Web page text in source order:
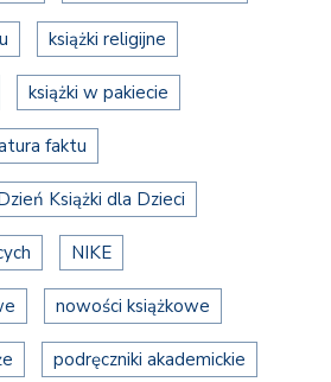
książki religijne
książki w pakiecie
faktu
Książki dla Dzieci
NIKE
nowości książkowe
podręczniki akademickie